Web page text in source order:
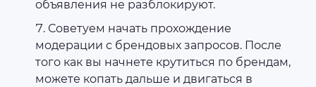
объявления не разблокируют.
Советуем начать прохождение
модерации с брендовых запросов. После
того как вы начнете крутиться по брендам,
можете копать дальше и двигаться в